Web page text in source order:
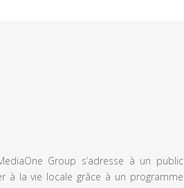
Group s’adresse à un public
à la vie locale grâce à un programme